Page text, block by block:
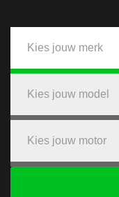
Kies jouw merk
Kies jouw model
Kies jouw motor